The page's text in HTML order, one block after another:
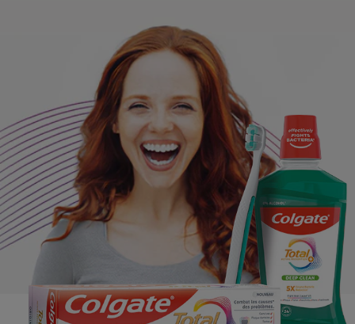
ROUTINE BLANCHEUR SUR MESURE
RECHERCHE DES SOLUTIONS IDÉALES
POUR LES PROFESSIONNELS
FR (FR)
S’INSCRIRE